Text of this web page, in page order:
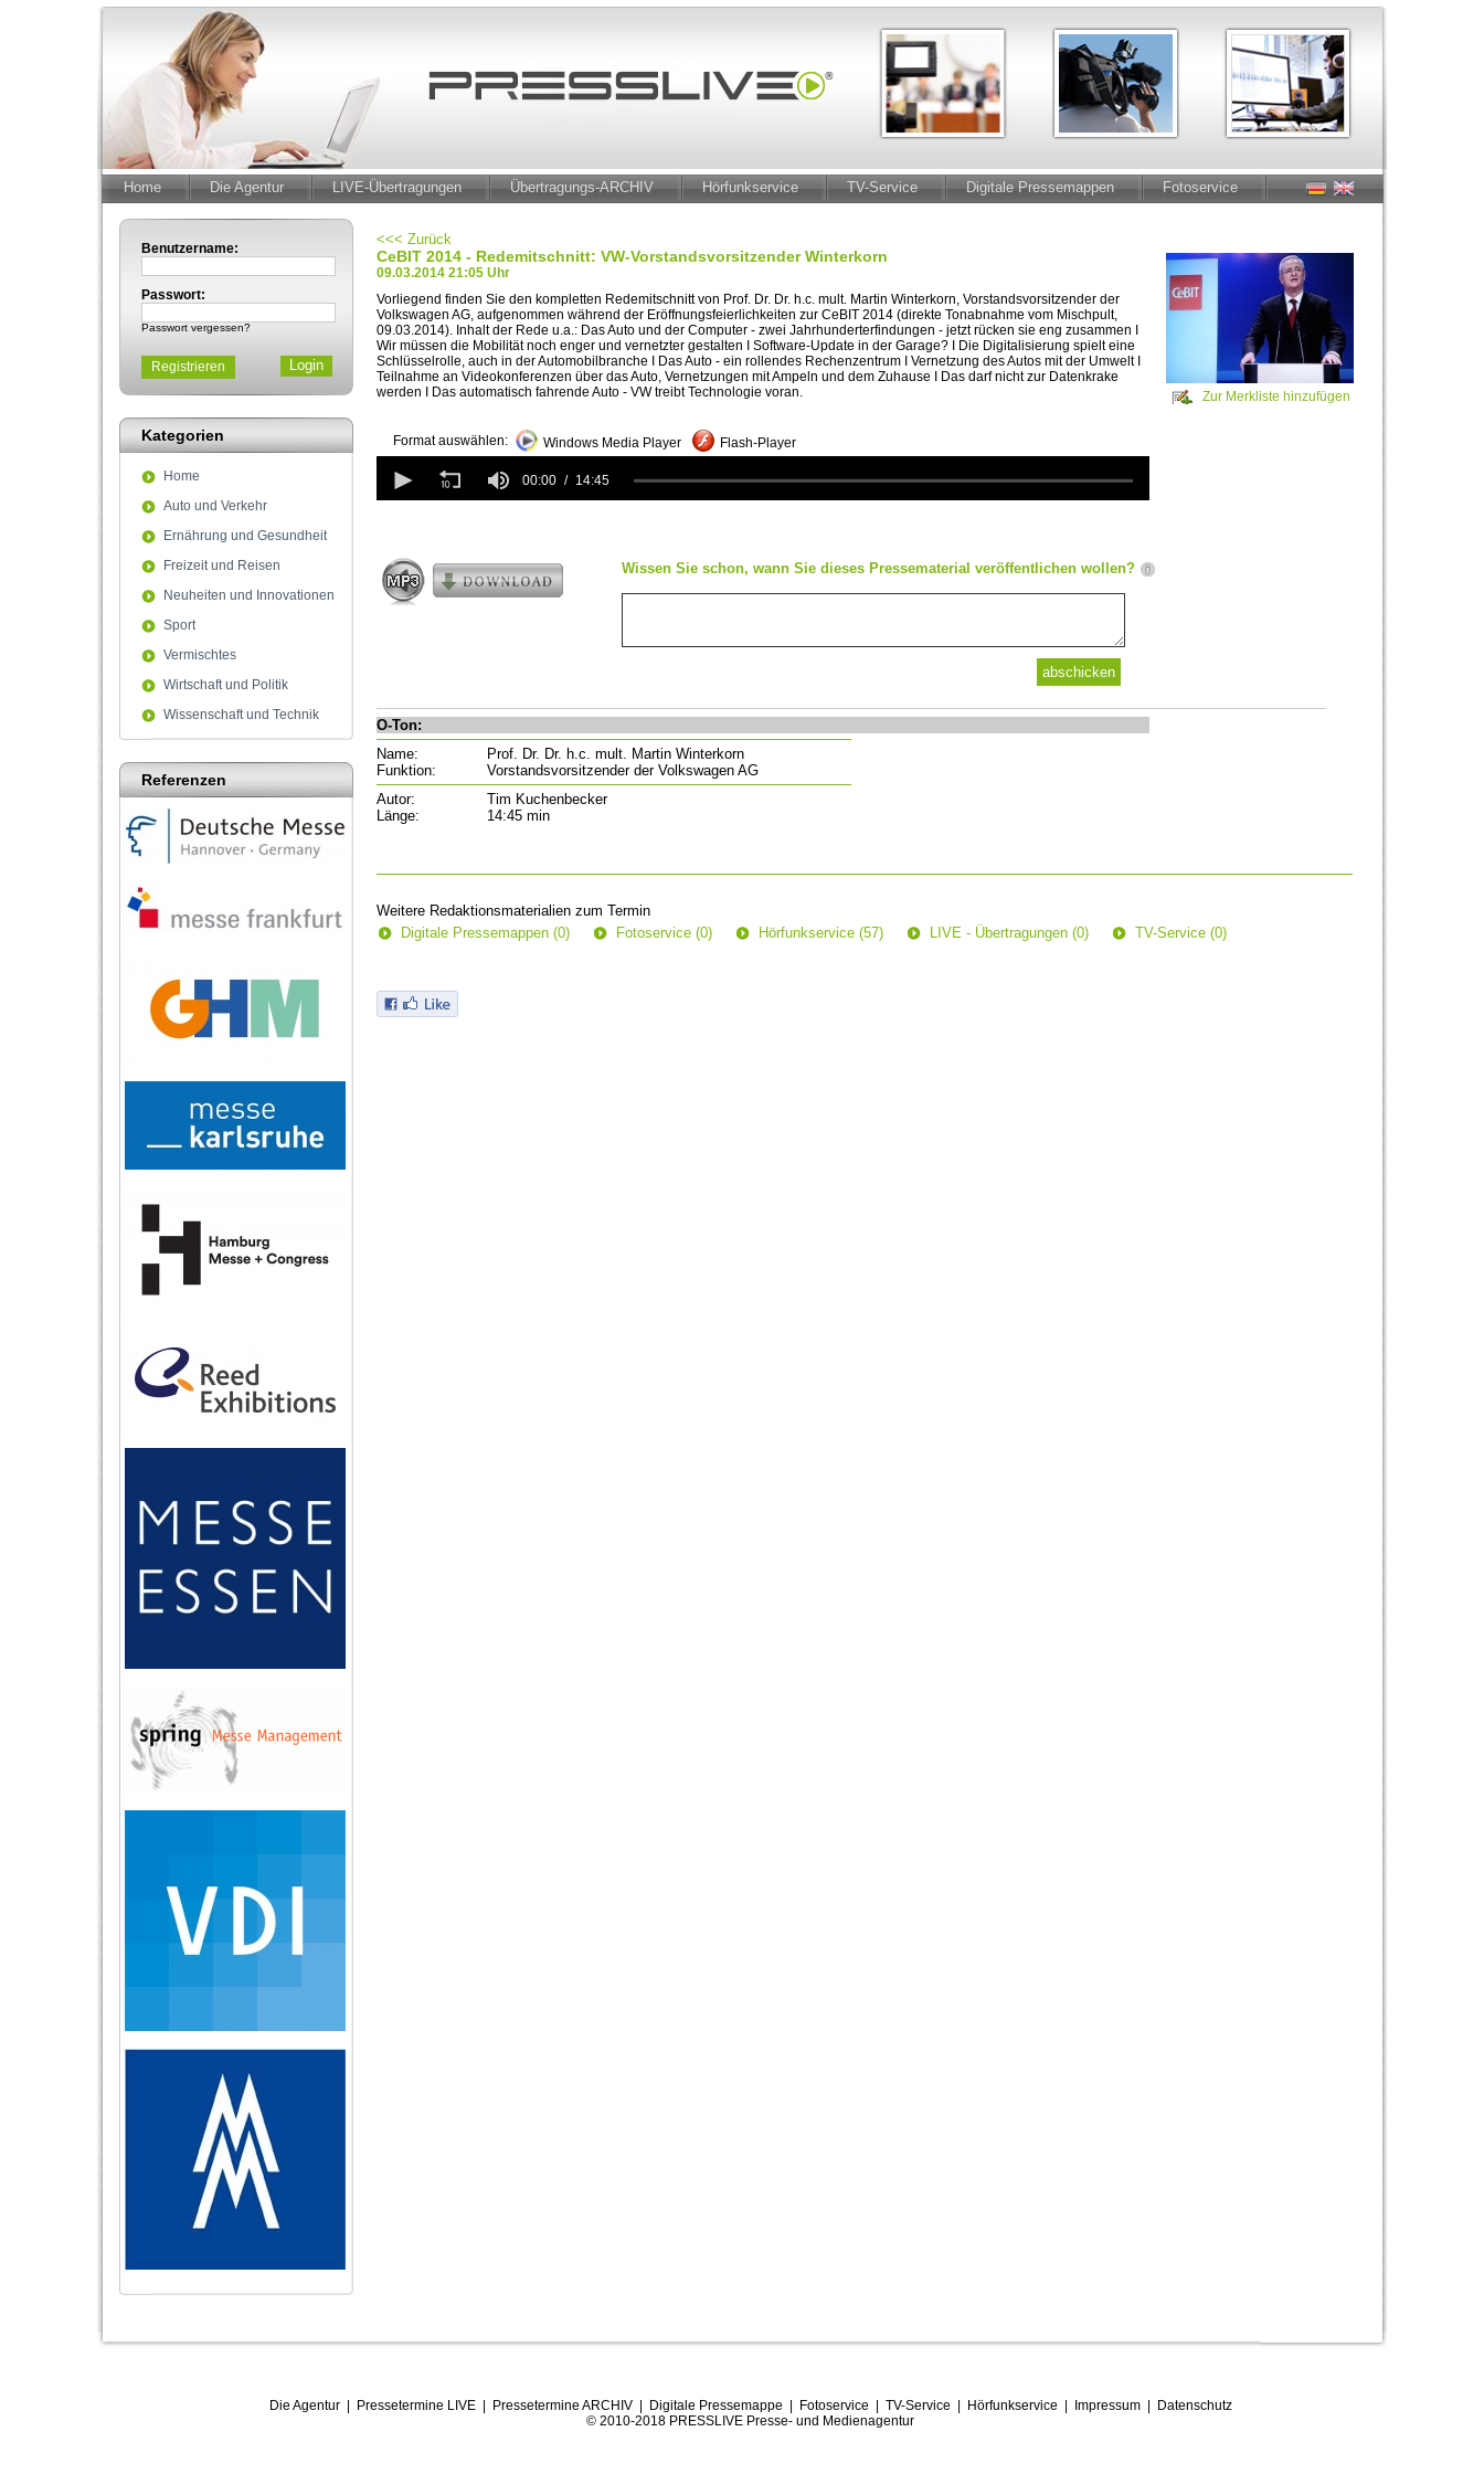
Home Die Agentur LIVE-Übertragungen Übertragungs-ARCHIV Hörfunkservice TV-Service Digitale Pressemappen Fotoservice
Benutzername:
Passwort:
Passwort vergessen?
Registrieren
Kategorien
Home
Auto und Verkehr
Ernährung und Gesundheit
Freizeit und Reisen
Neuheiten und Innovationen
Sport
Vermischtes
Wirtschaft und Politik
Wissenschaft und Technik
Referenzen
<<< Zurück
CeBIT 2014 - Redemitschnitt: VW-Vorstandsvorsitzender Winterkorn
09.03.2014 21:05 Uhr
Vorliegend finden Sie den kompletten Redemitschnitt von Prof. Dr. Dr. h.c. mult. Martin Winterkorn, Vorstandsvorsitzender der
Volkswagen AG, aufgenommen während der Eröffnungsfeierlichkeiten zur CeBIT 2014 (direkte Tonabnahme vom Mischpult,
09.03.2014). Inhalt der Rede u.a.: Das Auto und der Computer - zwei Jahrhunderterfindungen - jetzt rücken sie eng zusammen I
Wir müssen die Mobilität noch enger und vernetzter gestalten I Software-Update in der Garage? I Die Digitalisierung spielt eine
Schlüsselrolle, auch in der Automobilbranche I Das Auto - ein rollendes Rechenzentrum I Vernetzung des Autos mit der Umwelt I
Teilnahme an Videokonferenzen über das Auto, Vernetzungen mit Ampeln und dem Zuhause I Das darf nicht zur Datenkrake
werden I Das automatisch fahrende Auto - VW treibt Technologie voran.
Format auswählen: Windows Media Player Flash-Player
seconds
of
secondsVolume
90%
00:00 14:45
Zur Merkliste hinzufügen
Wissen Sie schon, wann Sie dieses Pressematerial veröffentlichen wollen?
O-Ton:
Name:
Prof. Dr. Dr. h.c. mult. Martin Winterkorn
Funktion:
Vorstandsvorsitzender der Volkswagen AG
Autor:
Tim Kuchenbecker
Länge:
14:45 min
Weitere Redaktionsmaterialien zum Termin
Digitale Pressemappen (0)
Fotoservice (0) Hörfunkservice (57) LIVE - Übertragungen (0) TV-Service (0)
Die Agentur| Pressetermine LIVE| Pressetermine ARCHIV| Digitale Pressemappe Fotoservice TV-Service Hörfunkservice Impressum| Datenschutz
© 2010-2018 PRESSLIVE Presse- und Medienagentur